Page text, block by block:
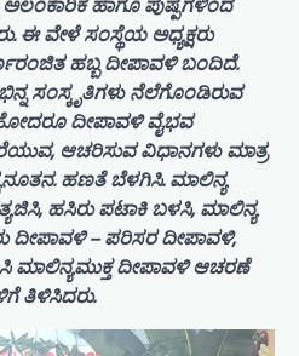
ವೇಳೆ ಸಂಸ್ಥೆಯ ಅಧ್ಯಕ್ಷರು
ಹಬ್ಬ ದೀಪಾವಳಿ ಬಂದಿದೆ.
ಸಂಸ್ಕೃತಿಗಳು ನೆಲೆಗೊಂಡಿರುವ
ದೀಪಾವಳಿ ವೈಭವ
ಆಚರಿಸುವ ವಿಧಾನಗಳು ಮಾತ್ರ
ಹಣತೆ ಬೆಳಗಿಸಿ. ಮಾಲಿನ್ಯ
ಹಸಿರು ಪಟಾಕಿ ಬಳಸಿ, ಮಾಲಿನ್ಯ
ದೀಪಾವಳಿ – ಪರಿಸರ ದೀಪಾವಳಿ,
ಮಾಲಿನ್ಯಮುಕ್ತ ದೀಪಾವಳಿ ಆಚರಣೆ
ತಿಳಿಸಿದರು.